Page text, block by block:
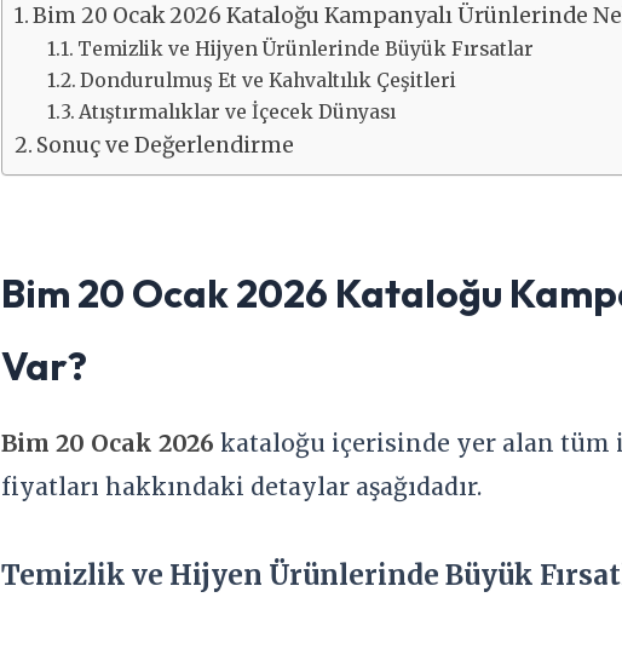
Bim 20 Ocak 2026 Kataloğu Kampanyalı Ürünlerinde
Temizlik ve Hijyen Ürünlerinde Büyük Fırsatlar
Dondurulmuş Et ve Kahvaltılık Çeşitleri
Atıştırmalıklar ve İçecek Dünyası
Sonuç ve Değerlendirme
Bim 20 Ocak 2026 Kataloğu
Var?
Bim 20 Ocak 2026 kataloğu içerisinde yer alan
fiyatları hakkındaki detaylar aşağıdadır.
Temizlik ve Hijyen Ürünlerinde Büyük